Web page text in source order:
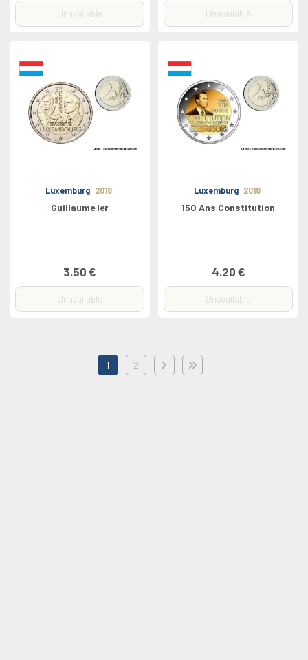
Unavailable Unavailable
Luxemburg 2018
Guillaume Ier
3.50 €
Unavailable
Luxemburg 2018
150 Ans Constitution
4.20 €
Unavailable
1 2